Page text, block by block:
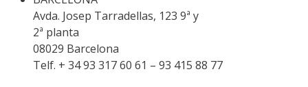
Avda. Josep Tarradellas, 123 9ª y
2ª planta
08029 Barcelona
Telf. + 34 93 317 60 61 – 93 415 88 77